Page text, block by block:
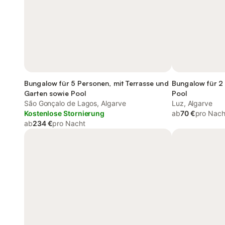
Bungalow für 5 Personen, mit Terrasse und
Garten sowie Pool
São Gonçalo de Lagos, Algarve
Kostenlose Stornierung
ab234 €pro Nacht
Bungalow für 2
Pool
Luz, Algarve
ab70 €pro